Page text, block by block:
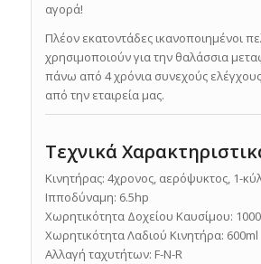
αγορά!
Πλέον εκατοντάδες ικανοποιημένοι
χρησιμοποιούν για την θαλάσσια
πάνω από 4 χρόνια συνεχούς
από την εταιρεία μας.
Τεχνικά
Κινητήρας: 4χρονος, αερόψυκτος, 1-
Ιπποδύναμη: 6.5hp
Χωρητικότητα Δοχείου Καυσίμου:
Χωρητικότητα Λαδιού Κινητήρα: 600ml
Αλλαγή ταχυτήτων: F-N-R